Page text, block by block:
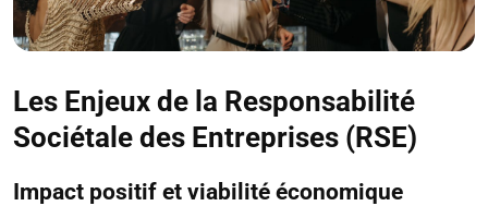
Les Enjeux de la Responsabilité
Sociétale des Entreprises (RSE)
Impact positif et viabilité économique